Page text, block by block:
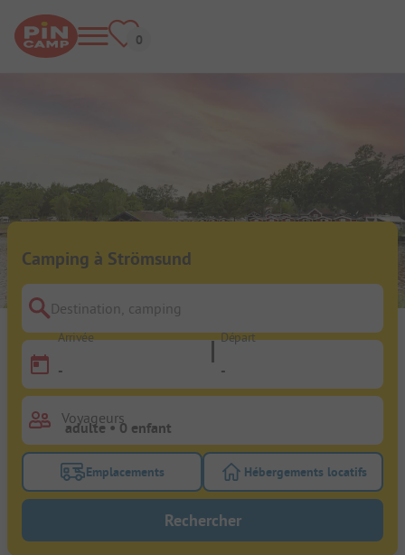
Camping à Strömsund
Destination, camping
Arrivée
-
Départ
-
Voyageurs
Activez le bouton de filtre emplacements pour
Emplacements Activez le bouton
Hébergements locatifs
Rechercher